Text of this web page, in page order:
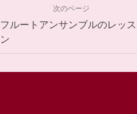
次のページ
フルートアンサンブルのレッス
ン